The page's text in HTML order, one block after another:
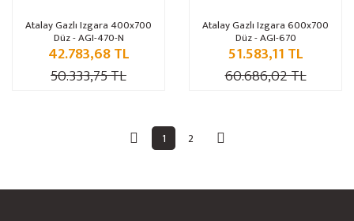
Atalay Gazlı Izgara 400x700
Düz - AGI-470-N
42.783,68 TL
50.333,75 TL
Atalay Gazlı Izgara 600x700
Düz - AGI-670
51.583,11 TL
60.686,02 TL
1 2